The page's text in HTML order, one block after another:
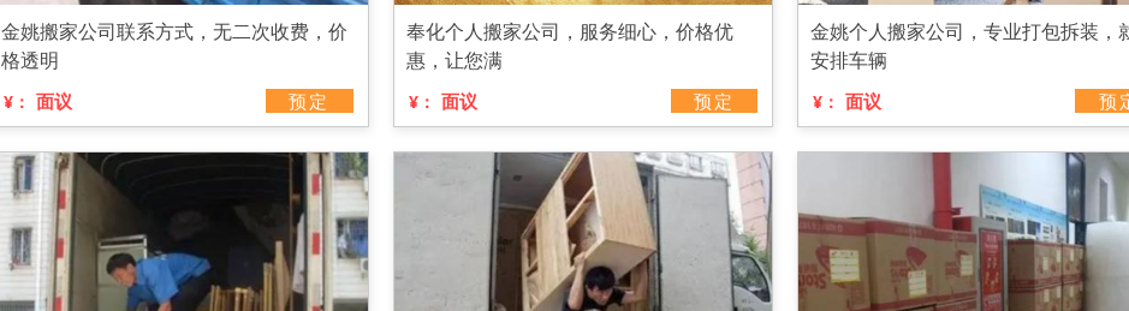
金姚搬家公司联系方式，无二次收费，价
格透明
¥： 面议 预定
奉化个人搬家公司，服务细心，价格优
惠，让您满
¥： 面议 预定
金姚个人搬家公司，专业打包拆装，
安排车辆
¥： 面议 预